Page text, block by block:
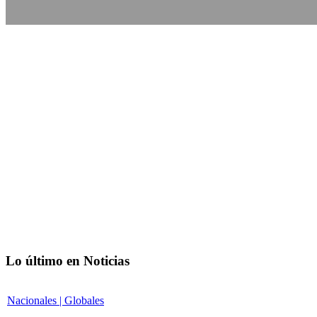
Lo último en Noticias
Nacionales | Globales